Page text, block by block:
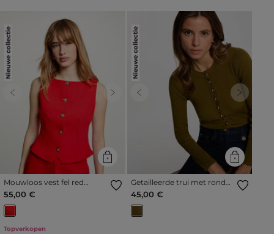
Nieuwe collectie
Previous Next
Mouwloos vest fel red
vrouw
55,00 €
Topverkopen
Nieuwe collectie
Previous Next
Getailleerde trui met ronde
hals olijfgroen vrouw
45,00 €